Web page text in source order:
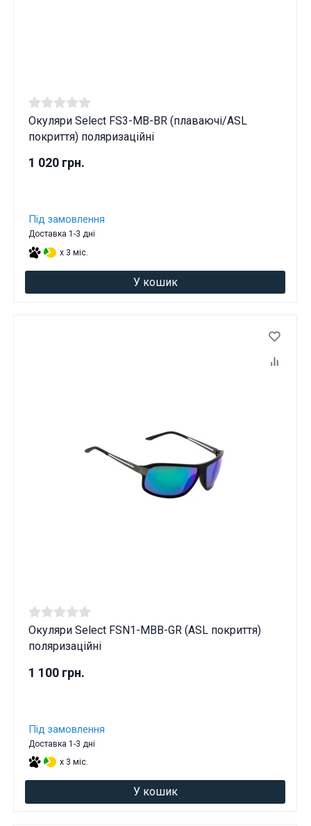
Окуляри Select FS3-MB-BR (плаваючі/ASL
покриття) поляризаційні
1 020 грн.
Під замовлення
Доставка 1-3 дні
x 3 міс.
У кошик
Окуляри Select FSN1-MBB-GR (ASL покриття)
поляризаційні
1 100 грн.
Під замовлення
Доставка 1-3 дні
x 3 міс.
У кошик